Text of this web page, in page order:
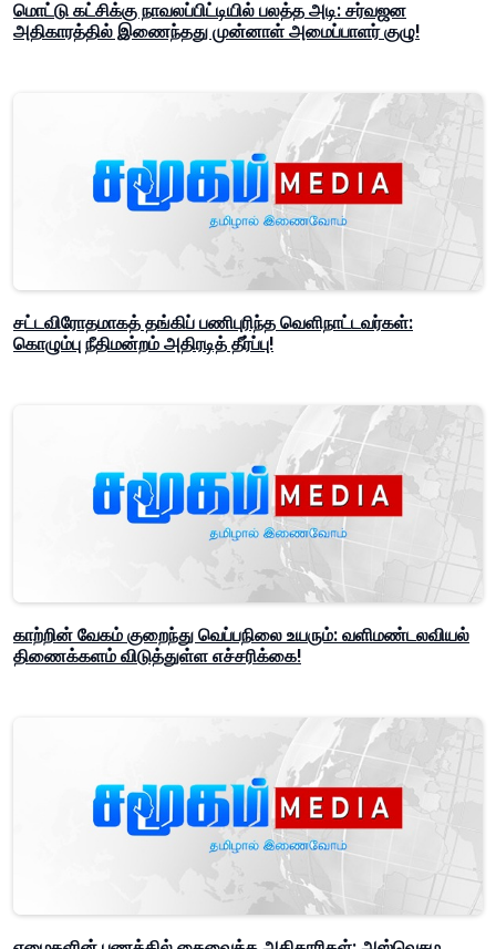
மொட்டு கட்சிக்கு நாவலப்பிட்டியில் பலத்த அடி: சர்வஜன
அதிகாரத்தில் இணைந்தது முன்னாள் அமைப்பாளர் குழு!
சட்டவிரோதமாகத் தங்கிப் பணிபுரிந்த வெளிநாட்டவர்கள்:
கொழும்பு நீதிமன்றம் அதிரடித் தீர்ப்பு!
காற்றின் வேகம் குறைந்து வெப்பநிலை உயரும்: வளிமண்டலவியல்
திணைக்களம் விடுத்துள்ள எச்சரிக்கை!